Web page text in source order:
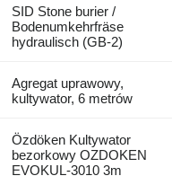
SID Stone burier /
Bodenumkehrfräse
hydraulisch (GB-2)
Agregat uprawowy,
kultywator, 6 metrów
Özdöken Kultywator
bezorkowy OZDOKEN
EVOKUL-3010 3m